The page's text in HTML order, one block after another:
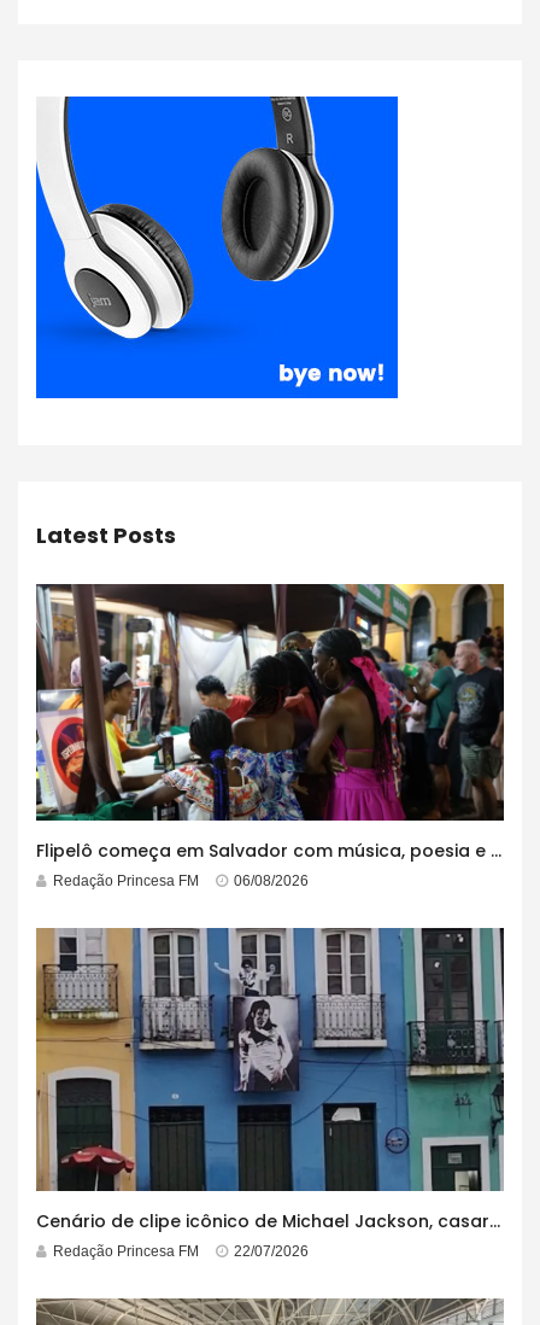
Latest Posts
Flipelô começa em Salvador com música, poesia e grande participação
Redação Princesa FM 06/08/2026
Cenário de clipe icônico de Michael Jackson, casarão azul no centro do Pelourinho enfrenta ordem de desocupação
Redação Princesa FM 22/07/2026